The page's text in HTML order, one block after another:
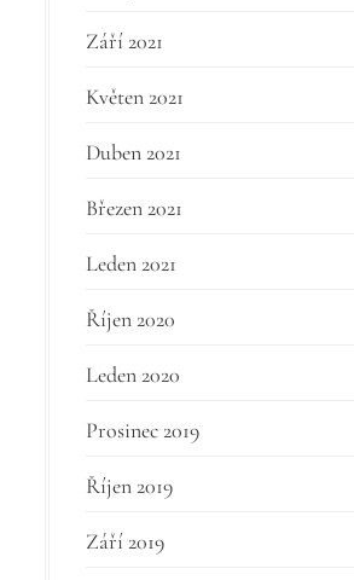
Září 2021
Květen 2021
Duben 2021
Březen 2021
Leden 2021
Říjen 2020
Leden 2020
Prosinec 2019
Říjen 2019
Září 2019